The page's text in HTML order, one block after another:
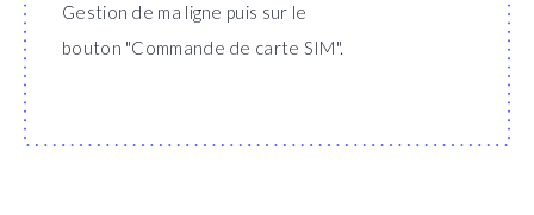
Gestion de ma ligne puis sur le
bouton "Commande de carte SIM".